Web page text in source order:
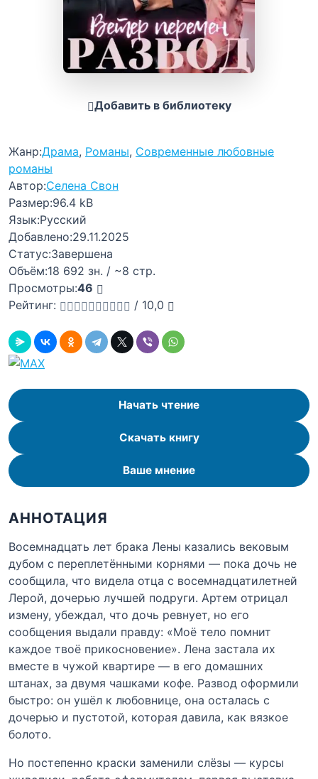
Добавить в библиотеку
Жанр:Драма, Романы, Современные любовные
романы
Автор:Селена Свон
Размер:96.4 kB
Язык:Русский
Добавлено:29.11.2025
Статус:Завершена
Объём:18 692 зн. / ~8 стр.
Просмотры:46
Рейтинг:
/ 10,0
Начать чтение
Скачать книгу
Ваше мнение
АННОТАЦИЯ
Восемнадцать лет брака Лены казались вековым
дубом с переплетёнными корнями — пока дочь не
сообщила, что видела отца с восемнадцатилетней
Лерой, дочерью лучшей подруги. Артем отрицал
измену, убеждал, что дочь ревнует, но его
сообщения выдали правду: «Моё тело помнит
каждое твоё прикосновение». Лена застала их
вместе в чужой квартире — в его домашних
штанах, за двумя чашками кофе. Развод оформили
быстро: он ушёл к любовнице, она осталась с
дочерью и пустотой, которая давила, как вязкое
болото.
Но постепенно краски заменили слёзы — курсы